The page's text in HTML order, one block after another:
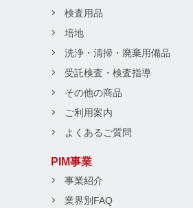
検査用品
培地
洗浄・清掃・廃棄用備品
受託検査・検査指導
その他の商品
ご利用案内
よくあるご質問
PIM事業
事業紹介
業界別FAQ